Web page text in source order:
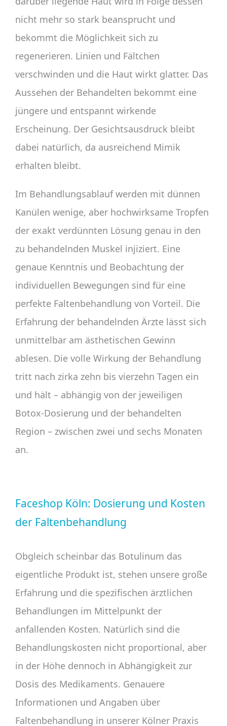
nicht mehr so stark beansprucht und
bekommt die Möglichkeit sich zu
regenerieren. Linien und Fältchen
verschwinden und die Haut wirkt glatter. Das
Aussehen der Behandelten bekommt eine
jüngere und entspannt wirkende
Erscheinung. Der Gesichtsausdruck bleibt
dabei natürlich, da ausreichend Mimik
erhalten bleibt.
Im Behandlungsablauf werden mit dünnen
Kanülen wenige, aber hochwirksame Tropfen
der exakt verdünnten Lösung genau in den
zu behandelnden Muskel injiziert. Eine
genaue Kenntnis und Beobachtung der
individuellen Bewegungen sind für eine
perfekte Faltenbehandlung von Vorteil. Die
Erfahrung der behandelnden Ärzte lässt sich
unmittelbar am ästhetischen Gewinn
ablesen. Die volle Wirkung der Behandlung
tritt nach zirka zehn bis vierzehn Tagen ein
und hält – abhängig von der jeweiligen
Botox-Dosierung und der behandelten
Region – zwischen zwei und sechs Monaten
an.
Faceshop Köln: Dosierung und Kosten
der Faltenbehandlung
Obgleich scheinbar das Botulinum das
eigentliche Produkt ist, stehen unsere große
Erfahrung und die spezifischen ärztlichen
Behandlungen im Mittelpunkt der
anfallenden Kosten. Natürlich sind die
Behandlungskosten nicht proportional, aber
in der Höhe dennoch in Abhängigkeit zur
Dosis des Medikaments. Genauere
Informationen und Angaben über
Faltenbehandlung in unserer Kölner Praxis